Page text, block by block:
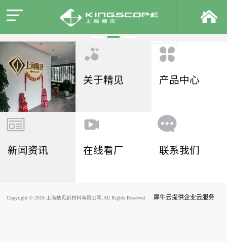
关于精见 产品中心
新闻资讯 在线看厂 联系我们
Copyright © 2018 上海精见新材料有限公司.All Rights Reserved 犀牛云提供企业云服务